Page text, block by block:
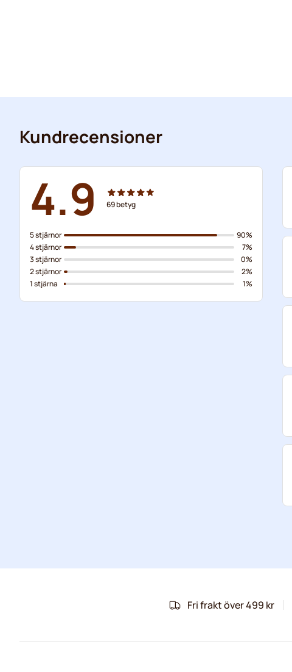
Kundrecensioner
4.9 69betyg
5 stjärnor
4 stjärnor
3 stjärnor
2 stjärnor
1 stjärna
90%
7%
0%
2%
1%
Fri frakt över 499 kr